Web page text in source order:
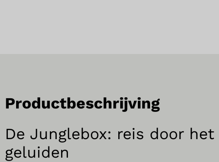
Productbeschrijving
De Junglebox: reis door
geluiden